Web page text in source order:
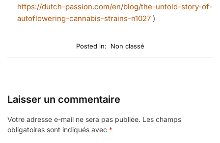
https://dutch-passion.com/en/blog/the-untold-story-of-
autoflowering-cannabis-strains-n1027 )
Posted in: Non classé
Laisser un commentaire
Votre adresse e-mail ne sera pas publiée. Les champs
obligatoires sont indiqués avec *